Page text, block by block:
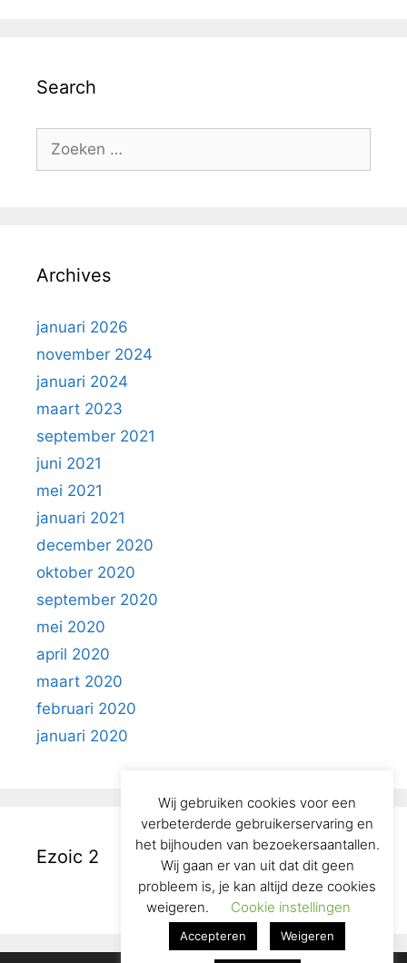
Search
Zoek
Archives
januari 2026
november 2024
januari 2024
maart 2023
september 2021
juni 2021
mei 2021
januari 2021
december 2020
oktober 2020
september 2020
mei 2020
april 2020
maart 2020
februari 2020
januari 2020
Ezoic 2
Wij gebruiken cookies voor een
verbeterderde gebruikerservaring en
het bijhouden van bezoekersaantallen.
Wij gaan er van uit dat dit geen
probleem is, je kan altijd deze cookies
weigeren.
Cookie instellingen
Accepteren Weigeren